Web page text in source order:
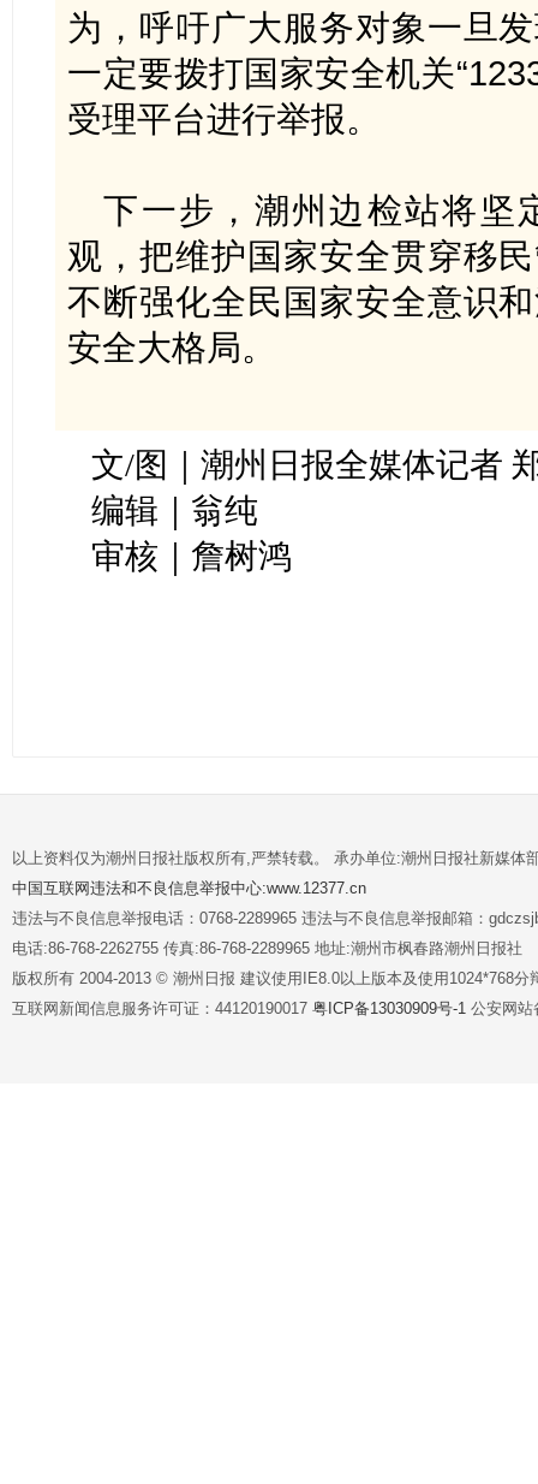
为，呼吁广大服务对象一旦
一定要拨打国家安全机关
受理平台进行举报。
下一步，潮州边检站将坚
观，把维护国家安全贯穿移
不断强化全民国家安全意识
安全大格局。
文/图｜潮州日报全媒体记者
编辑｜翁纯
审核｜詹树鸿
以上资料仅为潮州日报社版权所有,严禁转载。 承办单位:潮州日报社新媒体
中国互联网违法和不良信息举报中心:www.12377.cn
违法与不良信息举报电话：0768-2289965 违法与不良信息举报邮箱：
电话:86-768-2262755 传真:86-768-2289965 地址:潮州市枫春路潮州日报社
版权所有 2004-2013 © 潮州日报 建议使用IE8.0以上版本及使用1024*768分
互联网新闻信息服务许可证：44120190017 粤ICP备13030909号-1 公安网站